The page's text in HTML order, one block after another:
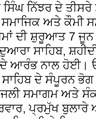
ਨਿੱਝਰ ਦੇ ਤੀਸਰੇ
ਅਤੇ ਕੌਮੀ
ਦੀ ਸ਼ੁਰੂਆਤ 7 ਜੂਨ
ਸਾਹਿਬ,
ਦੇ ਆਰੰਭ ਨਾਲ ਹੋਈ।
ਸਾਹਿਬ ਦੇ ਸੰਪੂਰਨ
ਸਮਾਗਮ ਅਤੇ
ਪ੍ਰਮੁੱਖ ਬੁਲਾਰੇ